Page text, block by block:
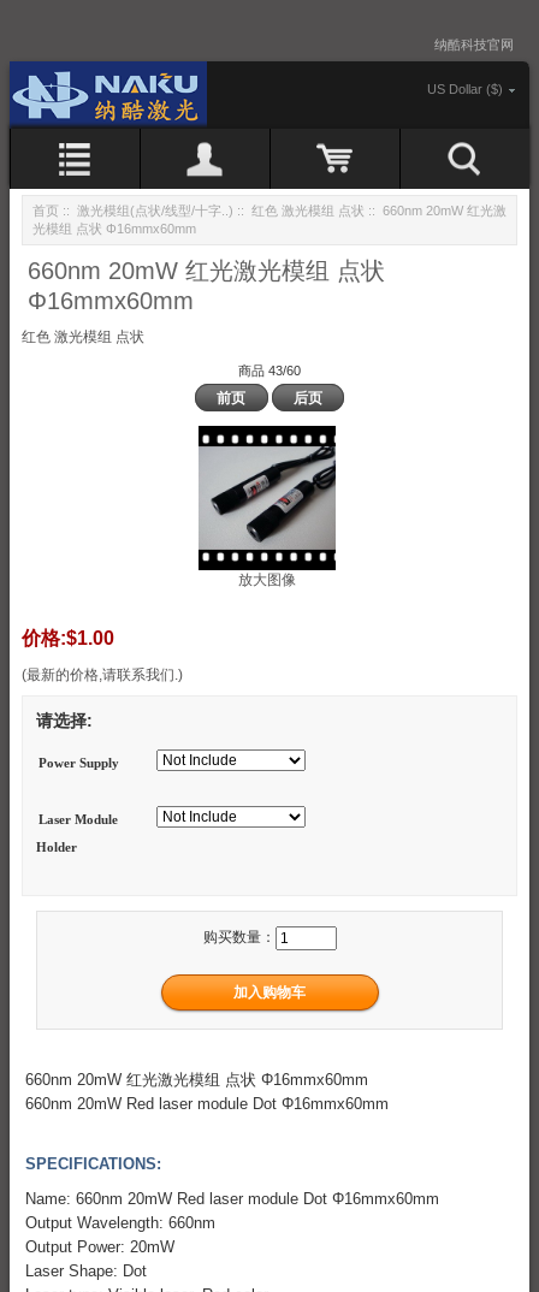
纳酷科技官网
US Dollar ($)
首页 :: 激光模组(点状/线型/十字..) :: 红色 激光模组 点状 :: 660nm 20mW 红光激
光模组 点状 Φ16mmx60mm
660nm 20mW 红光激光模组 点状
Φ16mmx60mm
红色 激光模组 点状
商品 43/60
前页 后页
放大图像
价格:$1.00
(最新的价格,请联系我们.)
请选择:
Power Supply
Laser Module
Holder
购买数量：
660nm 20mW 红光激光模组 点状 Φ16mmx60mm
660nm 20mW Red laser module Dot Φ16mmx60mm
SPECIFICATIONS:
Name: 660nm 20mW Red laser module Dot Φ16mmx60mm
Output Wavelength: 660nm
Output Power: 20mW
Laser Shape: Dot